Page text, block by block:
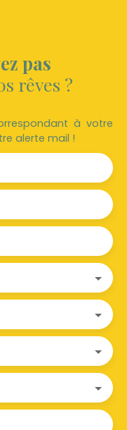
pas
rêves ?
à votre
alerte mail !